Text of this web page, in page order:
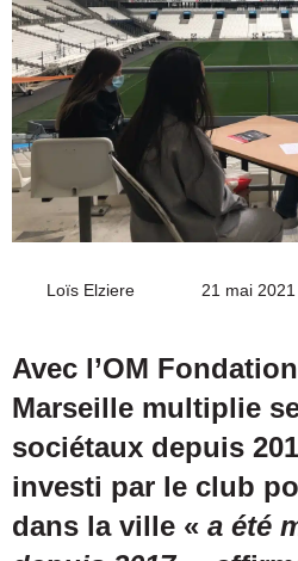
Loïs Elziere
Envoyer21 mai 2021
Avec l’OM
Marseille multiplie
sociétaux depuis
investi par le club
dans la ville « a été